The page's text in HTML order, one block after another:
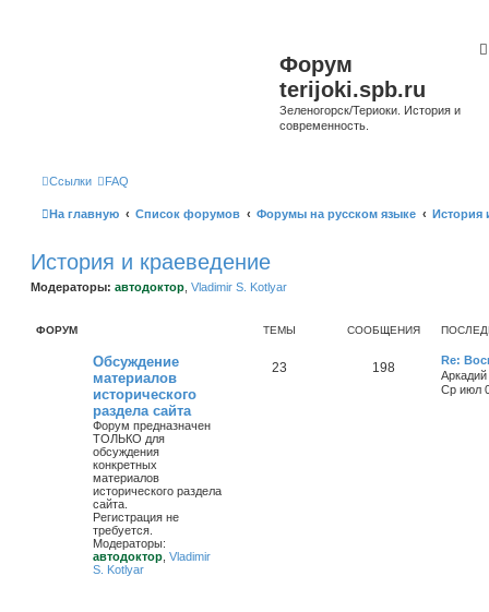
Форум
terijoki.spb.ru
Зеленогорск/Териоки. История и
современность.
Ссылки FAQ
На главную Список форумов Форумы на русском языке История
История и краеведение
Модераторы: автодоктор Vladimir S. Kotlyar
ФОРУМ ТЕМЫ СООБЩЕНИЯ
Обсуждение
материалов
исторического
раздела сайта
Форум предназначен
ТОЛЬКО для
обсуждения
конкретных
материалов
исторического раздела
сайта.
Регистрация не
требуется.
Модераторы:
автодоктор Vladimir
S. Kotlyar
23 198
Re:
Аркадий
Ср июл